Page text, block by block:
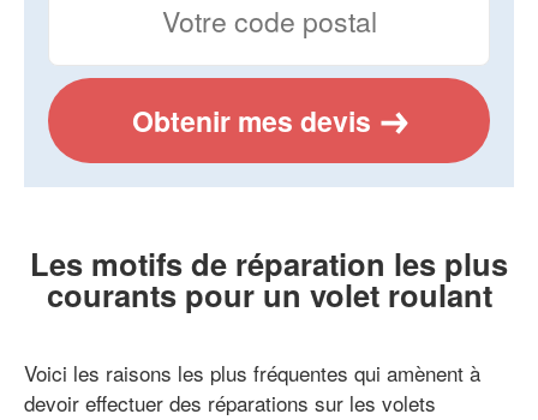
Obtenir mes devis
Les motifs de réparation les plus
courants pour un volet roulant
Voici les raisons les plus fréquentes qui amènent à
devoir effectuer des réparations sur les volets